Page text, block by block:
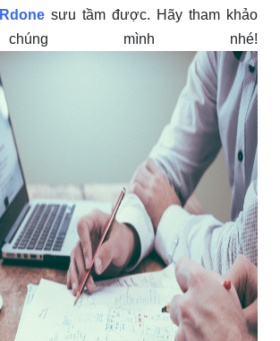
Rdone sưu tầm được. Hãy tham khảo
mình nhé!